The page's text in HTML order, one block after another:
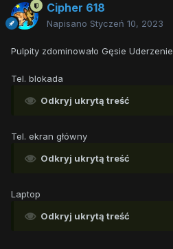
Cipher 618
Napisano Styczeń 10, 2023
Pulpity zdominowało Gęsie Uderzenie
Tel. blokada
Odkryj ukrytą treść
Tel. ekran główny
Odkryj ukrytą treść
Laptop
Odkryj ukrytą treść